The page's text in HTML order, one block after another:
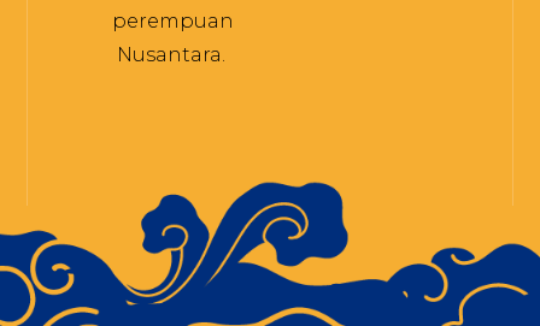
perempuan
Nusantara.